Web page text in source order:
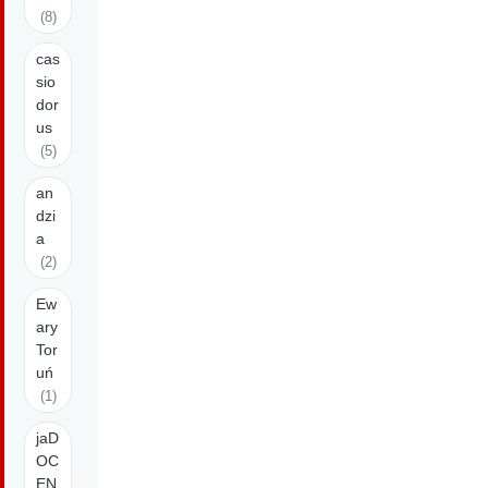
(8)
cas
sio
dor
us
(5)
an
dzi
a
(2)
Ew
ary
Tor
uń
(1)
jaD
OC
EN